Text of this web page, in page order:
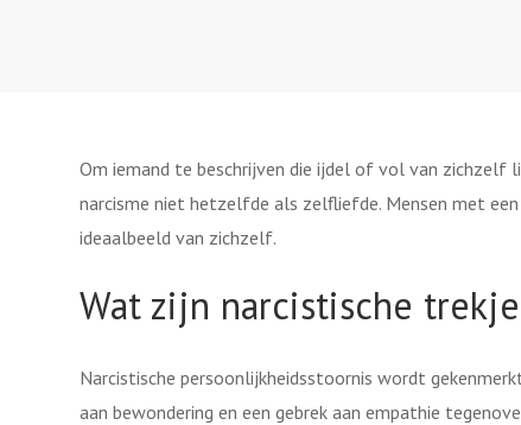
Om iemand te beschrijven die ijdel of vol van zichzelf
narcisme niet hetzelfde als zelfliefde. Mensen met
ideaalbeeld van zichzelf.
Wat zijn narcistische
Narcistische persoonlijkheidsstoornis wordt
aan bewondering en een gebrek aan empathie